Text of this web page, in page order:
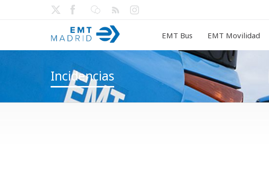
EMT Bus EMT Movilidad
Incidencias